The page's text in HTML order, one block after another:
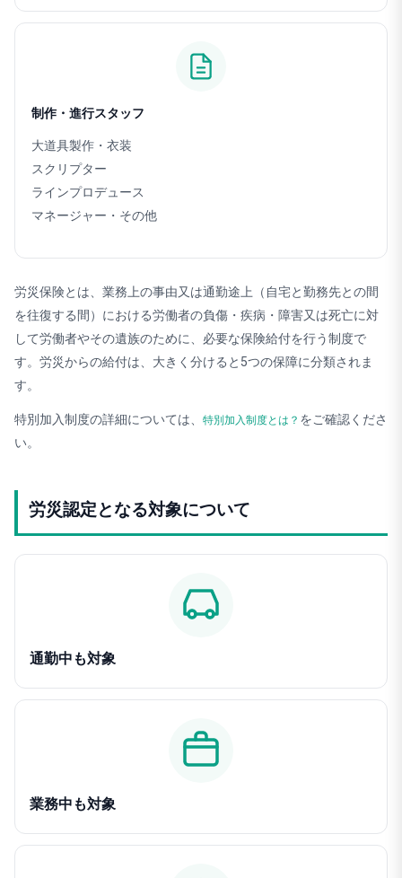
制作・進行スタッフ
大道具製作・衣装
スクリプター
ラインプロデュース
マネージャー・その他
労災保険とは、業務上の事由又は通勤途上（自宅と勤務先との間
を往復する間）における労働者の負傷・疾病・障害又は死亡に対
して労働者やその遺族のために、必要な保険給付を行う制度で
す。労災からの給付は、大きく分けると5つの保障に分類されま
す。
特別加入制度の詳細については、 特別加入制度とは？ をご確認くださ
い。
労災認定となる対象について
通勤中も対象
業務中も対象